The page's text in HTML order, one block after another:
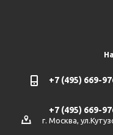
+7 (495) 669-
+7 (495) 669-
г. Москва,